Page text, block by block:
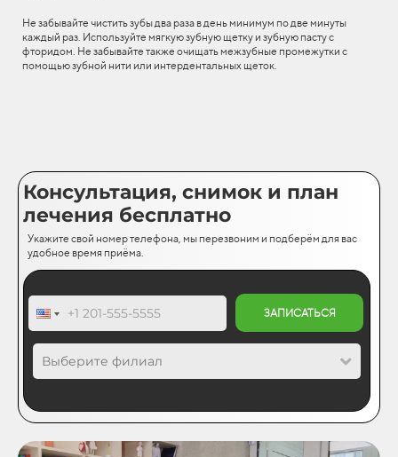
Не забывайте чистить зубы два раза в день минимум по две минуты
каждый раз. Используйте мягкую зубную щетку и зубную пасту с
фторидом. Не забывайте также очищать межзубные промежутки с
помощью зубной нити или интердентальных щеток.
Консультация, снимок и план
лечения бесплатно
Укажите свой номер телефона, мы перезвоним и подберём для вас
удобное время приёма.
ЗАПИСАТЬСЯ
Выберите филиал